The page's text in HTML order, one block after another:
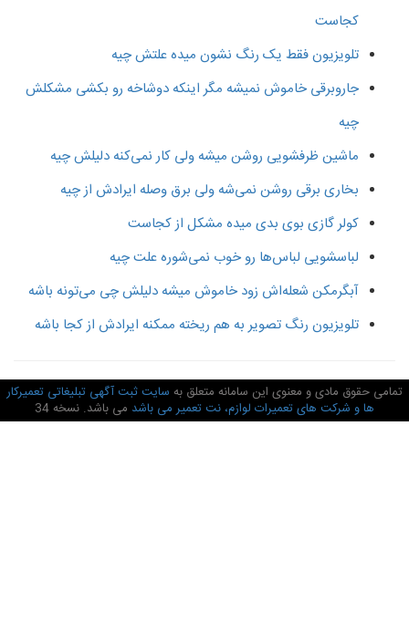
کجاست
تلویزیون فقط یک رنگ نشون میده علتش چیه
جاروبرقی خاموش نمیشه مگر اینکه دوشاخه رو بکشی مشکلش
چیه
ماشین ظرفشویی روشن میشه ولی کار نمی‌کنه دلیلش چیه
بخاری برقی روشن نمی‌شه ولی برق وصله ایرادش از چیه
کولر گازی بوی بدی میده مشکل از کجاست
لباسشویی لباس‌ها رو خوب نمی‌شوره علت چیه
آبگرمکن شعله‌اش زود خاموش میشه دلیلش چی می‌تونه باشه
تلویزیون رنگ تصویر به هم ریخته ممکنه ایرادش از کجا باشه
حقوق مادی و معنوی این سامانه متعلق به سایت ثبت آگهی تبلیغاتی تعمیرکار
ها و شرکت های تعمیرات لوازم، نت تعمیر می باشدمی باشد. نسخه 34